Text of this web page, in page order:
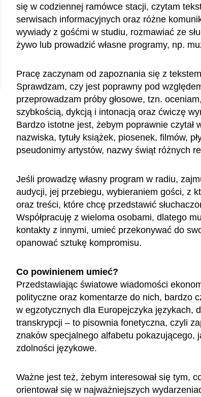
się w codziennej ramówce stacji, czytam
serwisach informacyjnych oraz różne
wywiady z gośćmi w studiu, rozmawiać ze
żywo lub prowadzić własne programy, np.
Pracę zaczynam od zapoznania się z
Sprawdzam, czy jest poprawny pod
przeprowadzam próby głosowe, tzn.
szybkością, dykcją i intonacją oraz ćwiczę
Bardzo istotne jest, żebym poprawnie czytał
nazwiska, tytuły książek, piosenek, filmów,
pseudonimy artystów, nazwy świąt różnych
Jeśli prowadzę własny program w radiu,
audycji, jej przebiegu, wybieraniem gości, z
oraz treści, które chcę przedstawić
Współpracuję z wieloma osobami, dlatego
kontakty z innymi, umieć przekonywać do
opanować sztukę kompromisu.
Co powinienem umieć?
Przedstawiając światowe wiadomości
polityczne oraz komentarze do nich, bardzo
w egzotycznych dla Europejczyka językach,
transkrypcji – to pisownia fonetyczna, czyli
znaków specjalnego alfabetu pokazującego,
zdolności językowe.
Ważne jest też, żebym interesował się tym,
orientował się w najważniejszych